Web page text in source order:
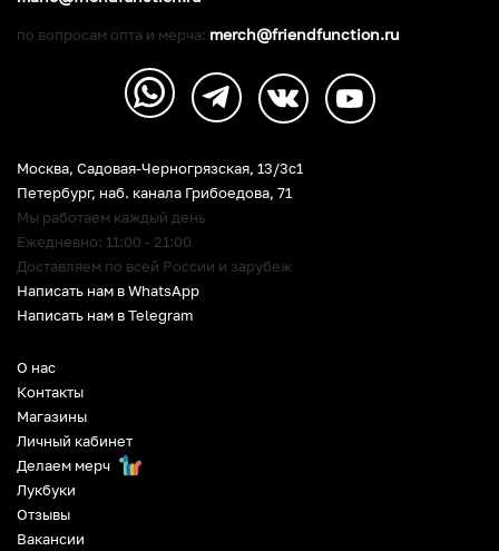
О нас
Контакты
Магазины
Личный кабинет
Делаем мерч
Лукбуки
Отзывы
Вакансии
Москва, Садовая-Черногрязская, 13/3c1
Петербург, наб. канала Грибоедова, 71
Мы работаем каждый день
Ежедневно: 11:00 - 21:00
Доставляем по всей России и зарубеж
Написать нам в WhatsApp
Написать нам в Telegram
по вопросам опта и мерча: merch@friendfunction.ru